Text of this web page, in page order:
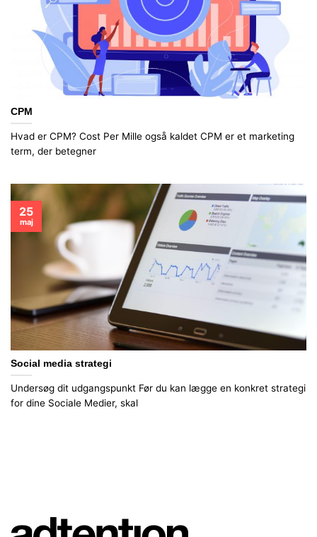
CPM
Hvad er CPM? Cost Per Mille også kaldet CPM er et marketing
term, der betegner
Social media strategi
Undersøg dit udgangspunkt Før du kan lægge en konkret strategi
for dine Sociale Medier, skal
25
maj